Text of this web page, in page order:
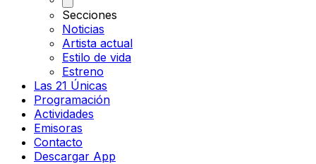
Secciones
Noticias
Artista actual
Estilo de vida
Estreno
Las 21 Únicas
Programación
Actividades
Emisoras
Contacto
Descargar App